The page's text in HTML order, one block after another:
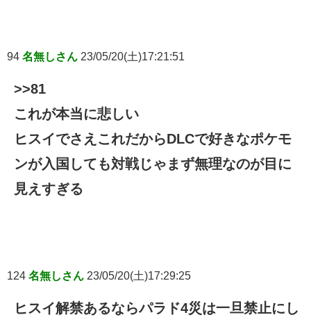
94 名無しさん 23/05/20(土)17:21:51
>>81
これが本当に悲しい
ヒスイでさえこれだからDLCで好きなポケモ
ンが入国しても対戦じゃまず無理なのが目に
見えすぎる
124 名無しさん 23/05/20(土)17:29:25
ヒスイ解禁あるならパラド4災は一旦禁止にし